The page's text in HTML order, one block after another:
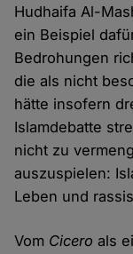
Hudhaifa Al-
ein Beispiel
Bedrohungen
die als nicht
hätte insofern
Islamdebatte
nicht zu
auszuspielen:
Leben und
Vom Cicero als